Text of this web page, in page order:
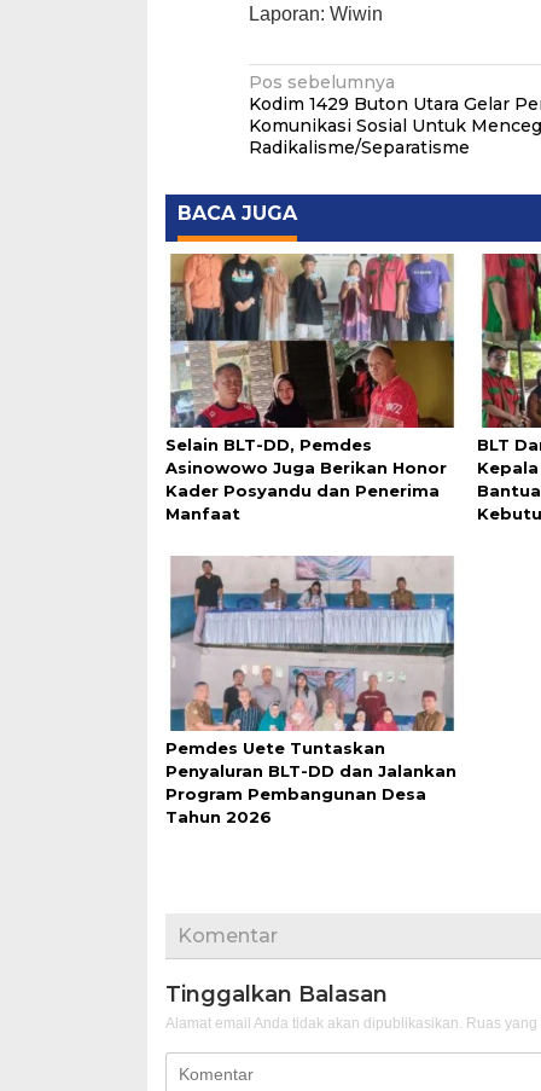
Laporan: Wiwin
Navigasi
pos
Pos sebelumnya
Kodim 1429 Buton Utara Gelar
Komunikasi Sosial Untuk
Radikalisme/Separatisme
BACA JUGA
Selain BLT-DD, Pemdes
Asinowowo Juga Berikan Honor
Kader Posyandu dan Penerima
Manfaat
BLT
Pemdes Uete Tuntaskan
Penyaluran BLT-DD dan Jalankan
Program Pembangunan Desa
Tahun 2026
Komentar
Tinggalkan Balasan
Alamat email Anda tidak akan dipublikasikan. Ruas